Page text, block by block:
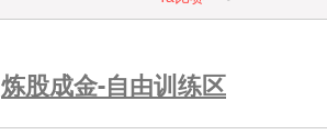
炼股成金-自由训练区